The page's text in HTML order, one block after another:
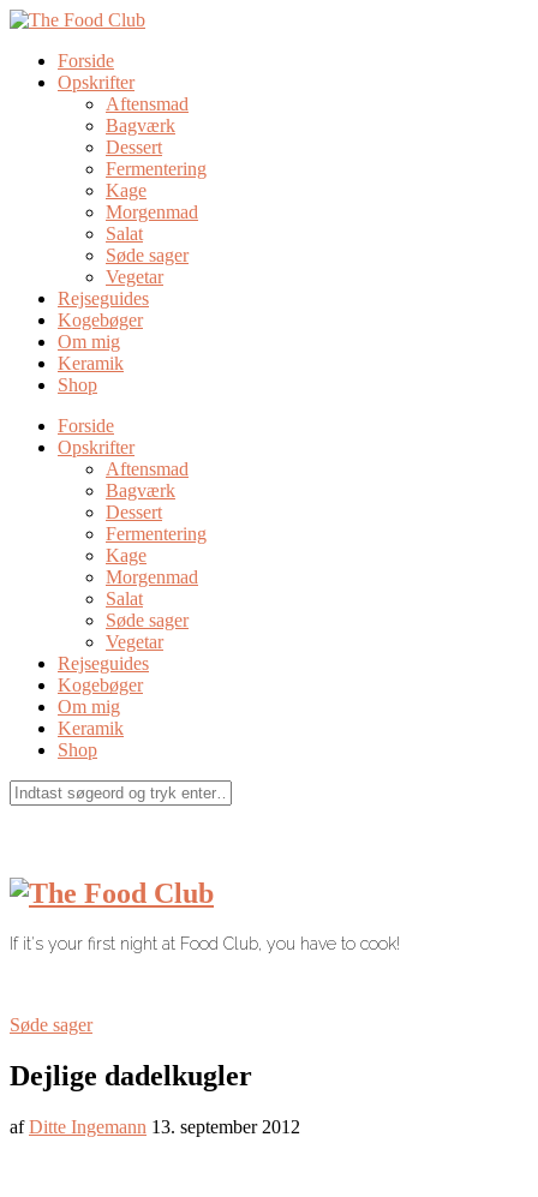
Forside
Opskrifter
Aftensmad
Bagværk
Dessert
Fermentering
Kage
Morgenmad
Salat
Søde sager
Vegetar
Rejseguides
Kogebøger
Om mig
Keramik
Shop
Forside
Opskrifter
Aftensmad
Bagværk
Dessert
Fermentering
Kage
Morgenmad
Salat
Søde sager
Vegetar
Rejseguides
Kogebøger
Om mig
Keramik
Shop
If it's your first night at Food Club, you have to cook!
Søde sager
Dejlige dadelkugler
afDitte Ingemann 13. september 2012